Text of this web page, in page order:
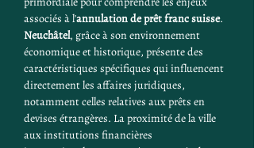
associés à l'annulation de prêt franc suisse.
Neuchâtel, grâce à son environnement
économique et historique, présente des
caractéristiques spécifiques qui influencent
directement les affaires juridiques,
notamment celles relatives aux prêts en
devises étrangères. La proximité de la ville
aux institutions financières